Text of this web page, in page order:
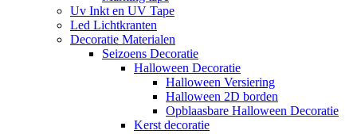
Uv Inkt en UV Tape
Led Lichtkranten
Decoratie Materialen
Seizoens Decoratie
Halloween Decoratie
Halloween Versiering
Halloween 2D borden
Opblaasbare Halloween Decoratie
Kerst decoratie